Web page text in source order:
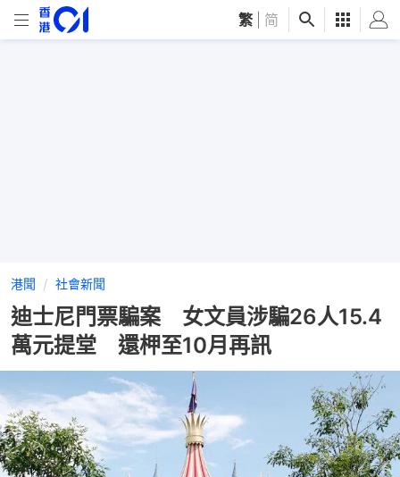
繁 简
港聞 社會新聞
迪士尼門票騙案 女文員涉騙26人15.4
萬元提堂 還柙至10月再訊